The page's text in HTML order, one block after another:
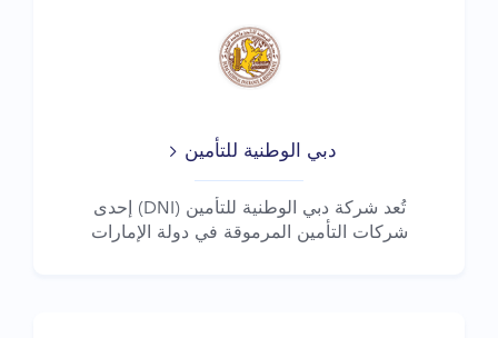
دبي الوطنية للتأمين
تُعد شركة دبي الوطنية للتأمين (DNI) إحدى
شركات التأمين المرموقة في دولة الإمارات